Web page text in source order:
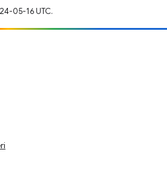
05-16 UTC.